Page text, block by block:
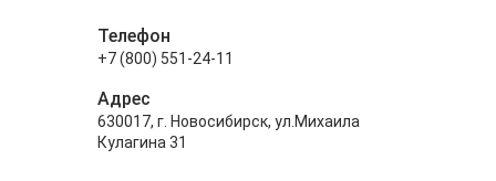
Телефон
+7 (800) 551-24-11
Адрес
630017, г. Новосибирск, ул.Михаила
Кулагина 31